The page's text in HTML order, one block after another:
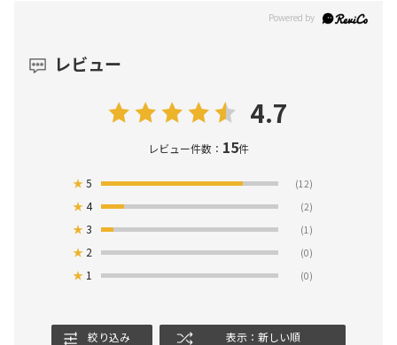
レビュー
4.7
レビュー件数： 15件
★5 (12)
★4 (2)
★3 (1)
★ 2 (0)
★ 1 (0)
絞り込み 表示：新しい順